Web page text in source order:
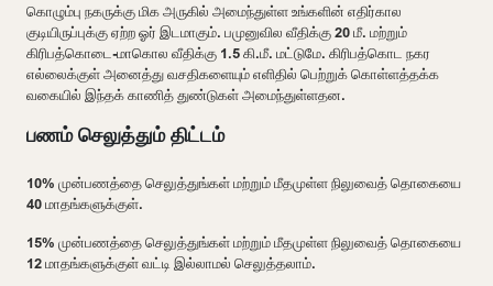
கொழும்பு நகருக்கு மிக அருகில் அமைந்துள்ள உங்களின் எதிர்கால
குடியிருப்புக்கு ஏற்ற ஓர் இடமாகும். பமுனுவில வீதிக்கு20மீ. மற்றும்
கிரிபத்கொடை-மாகொல வீதிக்கு 1.5கி.மீ. மட்டுமே. கிரிபத்கொட நகர
எல்லைக்குள் அனைத்து வசதிகளையும் எளிதில் பெற்றுக் கொள்ளத்தக்க
வகையில் இந்தக் காணித் துண்டுகள் அமைந்துள்ளதன.
பணம் செலுத்தும் திட்டம்
10% முன்பணத்தை செலுத்துங்கள் மற்றும் மீதமுள்ள நிலுவைத் தொகையை
40 மாதங்களுக்குள்.
15% முன்பணத்தை செலுத்துங்கள் மற்றும் மீதமுள்ள நிலுவைத் தொகையை
12 மாதங்களுக்குள் வட்டி இல்லாமல் செலுத்தலாம்.